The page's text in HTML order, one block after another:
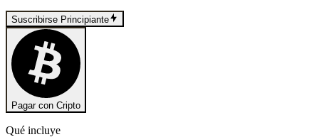
Suscribirse Principiante
Pagar con Cripto
Qué incluye